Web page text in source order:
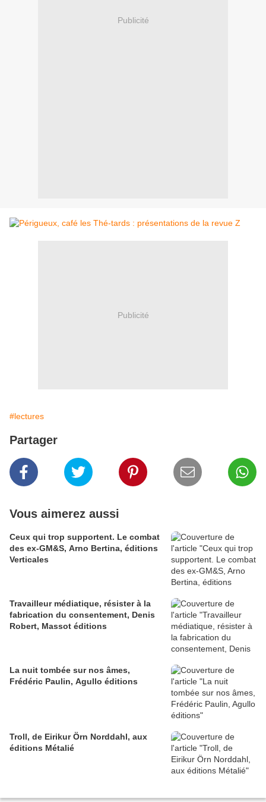
Publicité
Publicité
#lectures
Partager
Vous aimerez aussi
Ceux qui trop supportent. Le combat
des ex-GM&S, Arno Bertina, éditions
Verticales
Travailleur médiatique, résister à la
fabrication du consentement, Denis
Robert, Massot éditions
La nuit tombée sur nos âmes,
Frédéric Paulin, Agullo éditions
Troll, de Eirikur Örn Norddahl, aux
éditions Métalié